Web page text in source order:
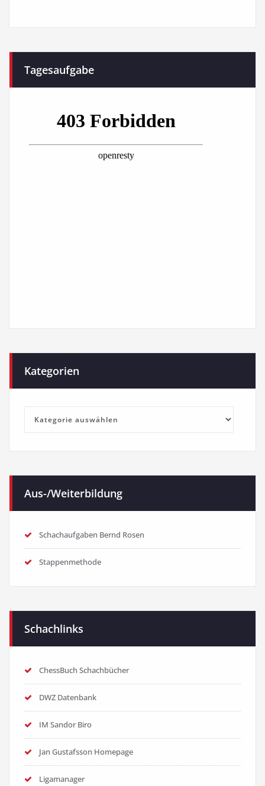
Tagesaufgabe
Kategorien
Kategorien
Aus-/Weiterbildung
Schachaufgaben Bernd Rosen
Stappenmethode
Schachlinks
ChessBuch Schachbücher
DWZ Datenbank
IM Sandor Biro
Jan Gustafsson Homepage
Ligamanager